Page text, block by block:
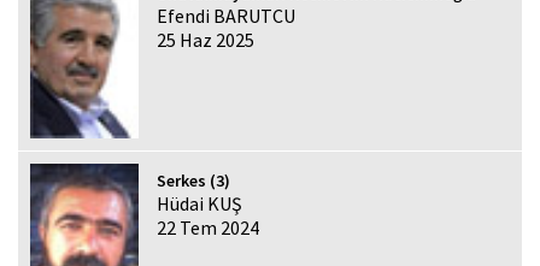
Efendi BARUTCU
25 Haz 2025
Serkes (3)
Hüdai KUŞ
22 Tem 2024